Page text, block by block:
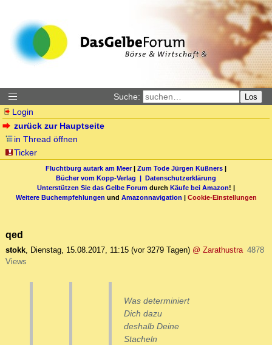
Suche: Los
Login
zurück zur Hauptseite
in Thread öffnen
Ticker
Fluchtburg autark am Meer| Zum Tode Jürgen Küßners |
Bücher vom Kopp-Verlag | Datenschutzerklärung
Unterstützen Sie das Gelbe Forum durch Käufe bei Amazon! |
Weitere Buchempfehlungen und Amazonnavigation | Cookie-Einstellungen
qed
stokk, Dienstag, 15.08.2017, 11:15 (vor 3279 Tagen) @ Zarathustra 4878
Views
Was determiniert
Dich dazu
deshalb Deine
Stacheln